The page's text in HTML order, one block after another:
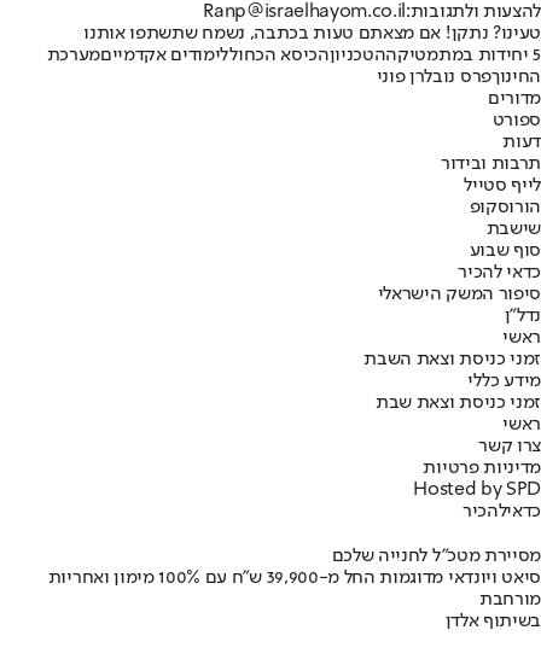
להצעות ולתגובות: Ranp@israelhayom.co.il
טעינו? נתקן! אם מצאתם טעות בכתבה, נשמח שתשתפו אותנו
5 יחידות במתמטיקה
הטכניוןהכיסא הכחוללימודים אקדמייםמערכת
החינוךפרס נובלרן פוני
מדורים
ספורט
דעות
תרבות ובידור
לייף סטייל
הורוסקופ
שישבת
סוף שבוע
כדאי להכיר
סיפור המשק הישראלי
נדל"ן
ראשי
זמני כניסת וצאת השבת
מידע כללי
זמני כניסת וצאת שבת
ראשי
צרו קשר
מדיניות פרטיות
Hosted by SPD
כדאילהכיר
מסיירת מטכ"ל לחנייה שלכם
סיאט ויונדאי מדוגמות החל מ-39,900 ש״ח עם 100% מימון ואחריות
מורחבת
בשיתוף אלדן